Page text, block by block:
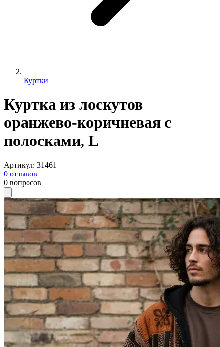
Куртки
Куртка из лоскутов
оранжево-коричневая с
полосками, L
Артикул: 31461
0 отзывов
0 вопросов